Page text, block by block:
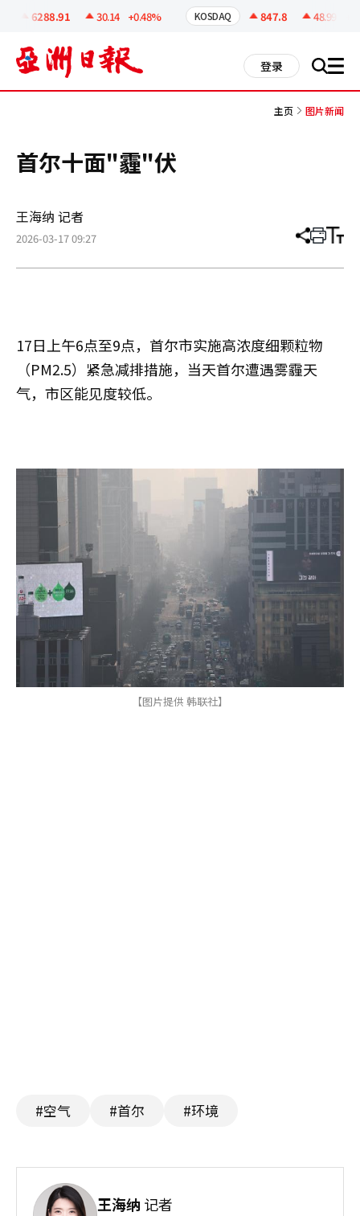
6288.91 30.14 +0.48% KOSDAQ 847.8 48.99
登录 搜 all
主页 图片新闻
首尔十面"霾"伏
王海纳 记者
2026-03-17 09:27 分
章
打 调
小
17日上午6点至9点，首尔市实施高浓度细颗粒物
（PM2.5）紧急减排措施，当天首尔遭遇雾霾天
气，市区能见度较低。
【图片提供 韩联社】
#空气 #首尔 #环境
王海纳 记者